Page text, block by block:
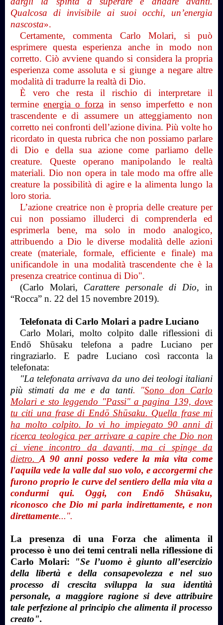
Qualcosa di invisibile ai suoi occhi,
un’energia
nascosta».
Certamente, commenta Carlo Molari, si può
esprimere questa esperienza anche in modo non
corretto. Ciò avviene quando si considera la propria
esperienza come assoluta e si giunge a negare altre
modalità di tradurre la realtà di Dio.
È vero che resta il rischio di interpretare il
termineenergia o forza in senso imperfetto e non
trascendente e di assumere un atteggiamento non
corretto nei confronti dell’azione divina. Più volte ho
ricordato in questa rubrica che non possiamo parlare
di Dio e della sua azione come parliamo delle
creature. Queste operano manipolando le realtà
materiali. Dio non opera in tale modo ma offre alle
creature la possibilità di agire e la alimenta lungo la
loro storia.
L’azione creatrice non è propria delle creature per
cui non possiamo illuderci di comprenderla ed
esprimerla bene, ma solo in modo analogico,
attribuendo a Dio le diverse modalità delle azioni
create (materiale, formale, efficiente e finale) ma
unificandole in una modalità trascendente che è la
presenza creatrice continua di Dio".
(Carlo Molari, Carattere personale di Dio,in
“Rocca” n. 22 del 15 novembre 2019).
Telefonata di Carlo Molari a padre Luciano
Carlo Molari, molto colpito dalle riflessioni di
Endō Shūsaku telefona a padre Luciano per
ringraziarlo. E padre Luciano così racconta la
telefonata:
"La telefonata arrivava da uno dei teologi italiani
più stimati da me e da tanti. "Sono don Carlo
Molari e sto leggendo "Passi" a pagina 139, dove
tu citi una frase di Endō Shūsaku. Quella frase mi
ha molto colpito. Io vi ho impiegato 90 anni di
ricerca teologica per arrivare a capire che Dio non
ci viene incontro da davanti, ma ci spinge da
dietro.A 90 anni posso vedere la mia vita come
l'aquila vede la valle dal suo volo, e accorgermi che
furono proprio le curve del sentiero della mia vita a
condurmi qui. Oggi, con Endō Shūsaku,
riconosco che Dio mi parla indirettamente, e non
direttamente...".
La presenza di una Forza che alimenta il
processo è uno dei temi centrali nella riflessione di
Carlo Molari:
"Se l’uomo è giunto all’esercizio
della libertà e della consapevolezza e nel suo
processo di crescita sviluppa la sua identità
personale, a maggiore ragione si deve attribuire
tale perfezione al principio che alimenta il processo
creato".